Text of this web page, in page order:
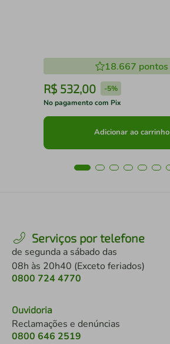
18.667 pontos
R$ 532,00 -5%
No pagamento com Pix
Adicionar ao carrinho
Serviços por telefone
de segunda a sábado das
08h às 20h40 (Exceto feriados)
0800 724 4770
Ouvidoria
Reclamações e denúncias
0800 646 2519